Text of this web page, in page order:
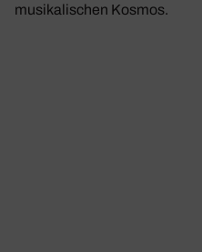
musikalischen Kosmos.